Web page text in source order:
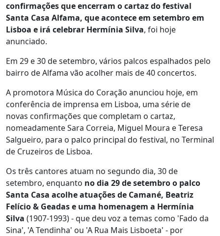
confirmações que encerram o cartaz do festival
Santa Casa Alfama, que acontece em setembro em
Lisboa e irá celebrar Hermínia Silva, foi hoje
anunciado.
Em 29 e 30 de setembro, vários palcos espalhados pelo
bairro de Alfama vão acolher mais de 40 concertos.
A promotora Música do Coração anunciou hoje, em
conferência de imprensa em Lisboa, uma série de
novas confirmações que completam o cartaz,
nomeadamente Sara Correia, Miguel Moura e Teresa
Salgueiro, para o palco principal do festival, no Terminal
de Cruzeiros de Lisboa.
Os três cantores atuam no segundo dia, 30 de
setembro, enquanto no dia 29 de setembro o palco
Santa Casa acolhe atuações de Camané, Beatriz
Felício & Geadas e uma homenagem a Hermínia
Silva (1907-1993) - que deu voz a temas como 'Fado da
Sina', 'A Tendinha' ou 'A Rua Mais Lisboeta' - por